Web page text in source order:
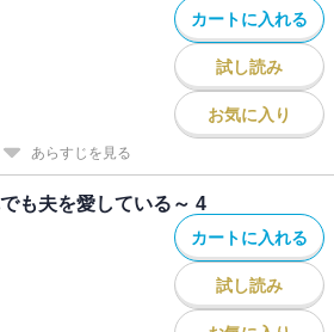
カートに入れる
試し読み
お気に入り
あらすじを見る
も夫を愛している～ 4
カートに入れる
試し読み